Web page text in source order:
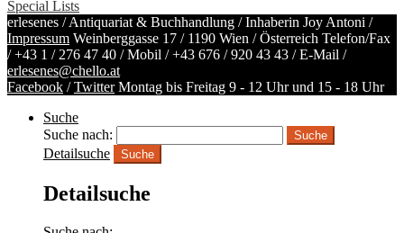
Special Lists
erlesenes / Antiquariat & Buchhandlung / Inhaberin Joy Antoni /
Impressum Weinberggasse 17 / 1190 Wien / Österreich Telefon/Fax
/+43 1 / 276 47 40 / Mobil /+43 676 / 920 43 43 / E-Mail /
erlesenes@chello.at
Facebook /Twitter Montag bis Freitag 9 - 12 Uhr und 15 - 18 Uhr
Suche
Suche nach:
Detailsuche
Suche
Detailsuche